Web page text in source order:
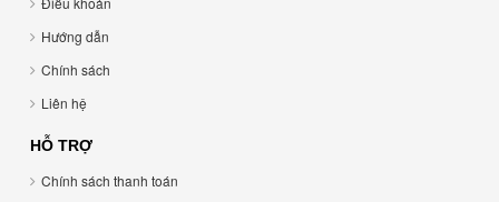
Hướng dẫn
Chính sách
Liên hệ
HỖ TRỢ
Chính sách thanh toán